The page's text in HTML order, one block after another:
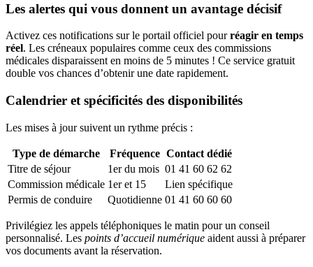
Les alertes qui vous donnent un avantage décisif
Activez ces notifications sur le portail officiel pourréagir en temps
réel. Les créneaux populaires comme ceux des commissions
médicales disparaissent en moins de 5 minutes ! Ce service gratuit
double vos chances d’obtenir une date rapidement.
Calendrier et spécificités des disponibilités
Les mises à jour suivent un rythme précis :
Type de démarche Fréquence Contact dédié
Titre de séjour
1er du mois 01 41 60 62 62
Commission médicale 1er et 15
Lien spécifique
Permis de conduire
Quotidienne 01 41 60 60 60
Privilégiez les appels téléphoniques le matin pour un conseil
personnalisé. Les points d’accueil numérique aident aussi à préparer
vos documents avant la réservation.